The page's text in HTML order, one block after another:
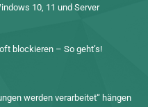
10, 11 und Server
blockieren – So geht’s!
werden verarbeitet“ hängen